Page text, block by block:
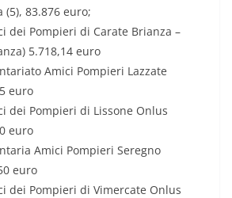
(5), 83.876 euro;
dei Pompieri di Carate Brianza –
5.718,14 euro
Amici Pompieri Lazzate
euro
dei Pompieri di Lissone Onlus
euro
Amici Pompieri Seregno
euro
dei Pompieri di Vimercate Onlus